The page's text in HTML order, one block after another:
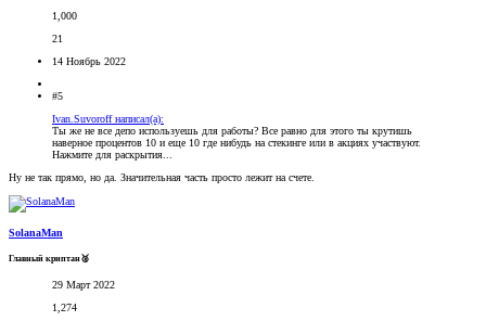
1,000
21
14 Ноябрь 2022
#5
Ivan.Suvoroff написал(а):
Ты же не все депо используешь для работы? Все равно для этого ты крутишь
наверное процентов 10 и еще 10 где нибудь на стекинге или в акциях участвуют.
Нажмите для раскрытия...
Ну не так прямо, но да. Значительная часть просто лежит на счете.
SolanaMan
Главный криптан🥈
29 Март 2022
1,274